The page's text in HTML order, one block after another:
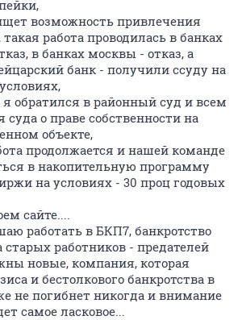
возможность привлечения
работа проводилась в банках
в банках москвы - отказ, а
банк - получили ссуду на
обратился в районный суд и всем
о праве собственности на
объекте,
продолжается и нашей команде
в накопительную программу
на условиях - 30 проц годовых
сайте....
работать в БКП7, банкротство
старых работников - предателей
новые, компания, которая
и бестолкового банкротства в
не погибнет никогда и внимание
самое ласковое...